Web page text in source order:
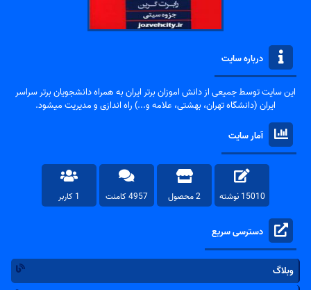
درباره سایت
این سایت توسط جمیعی از دانش اموزان برتر ایران به همراه دانشجویان برتر سراسر
ایران (دانشگاه تهران، بهشتی، علامه و...) راه اندازی و مدیریت میشود.
آمار سایت
15010 نوشته 2 محصول 4957 کامنت 1 کاربر
دسترسی سریع
وبلاگ